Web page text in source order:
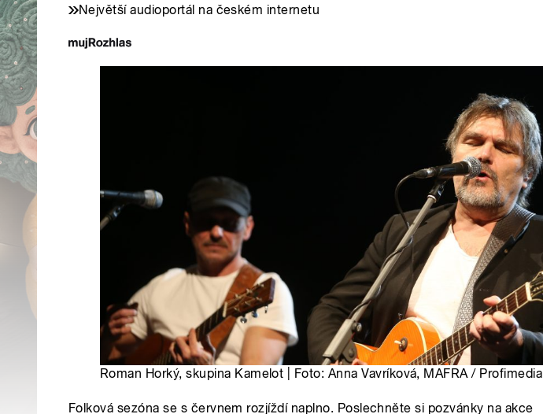
Největší audioportál na českém internetu
Roman Horký, skupina Kamelot | Foto: Anna Vavríková, MAFRA / Profimedia
Folková sezóna se s červnem rozjíždí naplno. Poslechněte si pozvánky na akce